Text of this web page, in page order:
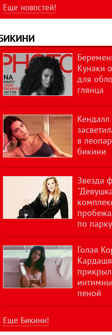
Еще новостей!
Кунаки
для
глянца
в
бикини
Звезда
по парку
Голая
пеной
Еще Бикини!